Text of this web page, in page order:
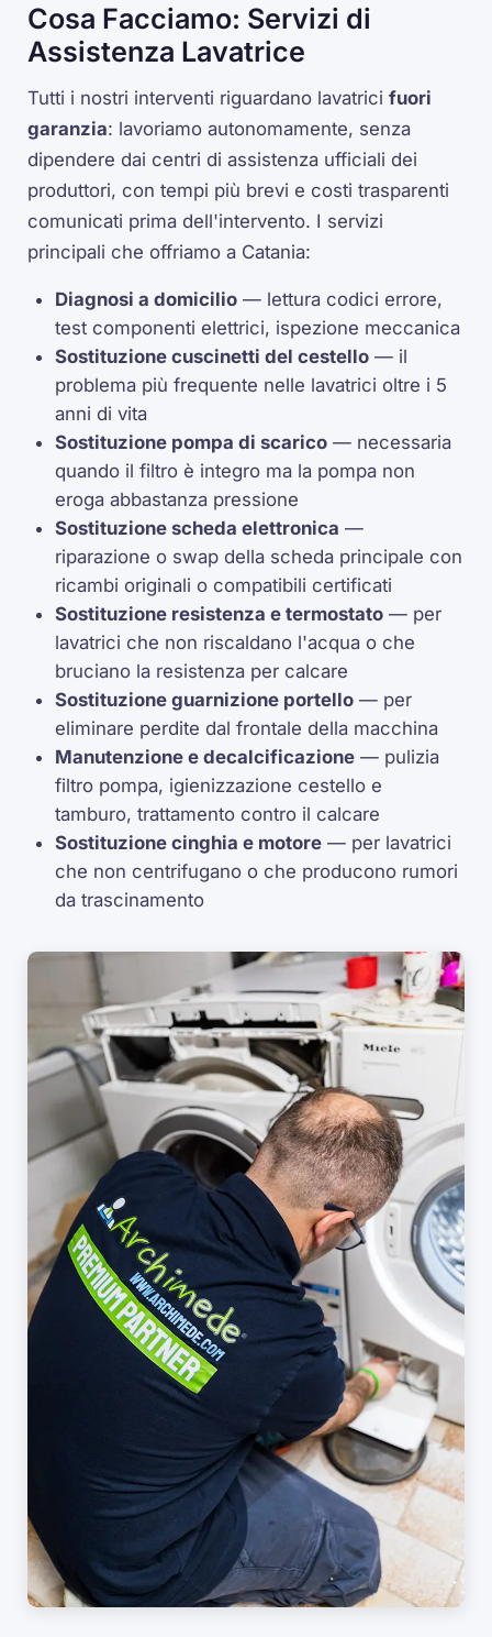
Cosa Facciamo: Servizi di
Assistenza Lavatrice
Tutti i nostri interventi riguardano lavatricifuori
garanzia: lavoriamo autonomamente, senza
dipendere dai centri di assistenza ufficiali dei
produttori, con tempi più brevi e costi trasparenti
comunicati prima dell'intervento. I servizi
principali che offriamo a Catania:
Diagnosi a domicilio — lettura codici errore,
test componenti elettrici, ispezione meccanica
Sostituzione cuscinetti del cestello — il
problema più frequente nelle lavatrici oltre i 5
anni di vita
Sostituzione pompa di scarico — necessaria
quando il filtro è integro ma la pompa non
eroga abbastanza pressione
Sostituzione scheda elettronica —
riparazione o swap della scheda principale con
ricambi originali o compatibili certificati
Sostituzione resistenza e termostato — per
lavatrici che non riscaldano l'acqua o che
bruciano la resistenza per calcare
Sostituzione guarnizione portello — per
eliminare perdite dal frontale della macchina
Manutenzione e decalcificazione — pulizia
filtro pompa, igienizzazione cestello e
tamburo, trattamento contro il calcare
Sostituzione cinghia e motore — per lavatrici
che non centrifugano o che producono rumori
da trascinamento